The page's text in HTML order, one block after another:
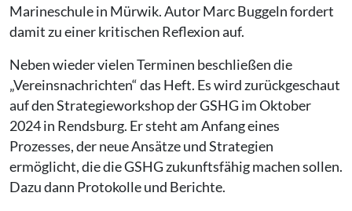
Marineschule in Mürwik. Autor Marc Buggeln fordert
damit zu einer kritischen Reflexion auf.
Neben wieder vielen Terminen beschließen die
„Vereinsnachrichten“ das Heft. Es wird zurückgeschaut
auf den Strategieworkshop der GSHG im Oktober
2024 in Rendsburg. Er steht am Anfang eines
Prozesses, der neue Ansätze und Strategien
ermöglicht, die die GSHG zukunftsfähig machen sollen.
Dazu dann Protokolle und Berichte.